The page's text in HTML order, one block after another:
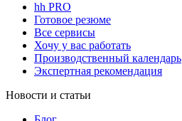
hh PRO
Готовое резюме
Все сервисы
Хочу у вас работать
Производственный календарь
Экспертная рекомендация
Новости и статьи